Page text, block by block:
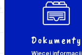
Dokumenty
Więcej informacji